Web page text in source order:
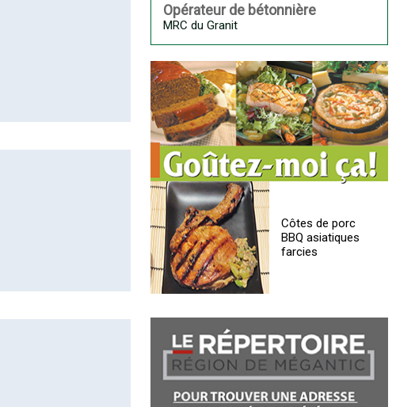
Opérateur de bétonnière
MRC du Granit
Côtes de porc
BBQ asiatiques
farcies